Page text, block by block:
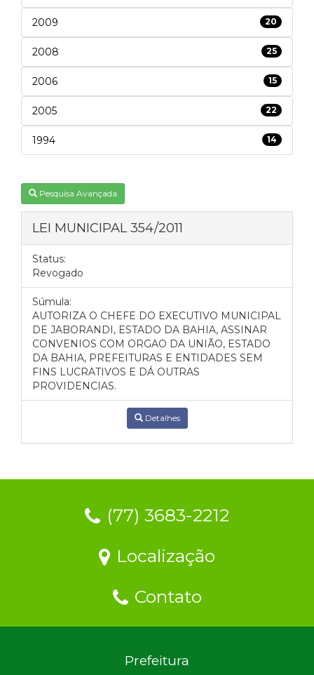
2009 20
2008 25
2006 15
2005 22
1994 14
Pesquisa Avançada
LEI MUNICIPAL 354/2011
Status:
Revogado
Súmula:
AUTORIZA O CHEFE DO EXECUTIVO MUNICIPAL
DE JABORANDI, ESTADO DA BAHIA, ASSINAR
CONVENIOS COM ORGAO DA UNIÃO, ESTADO
DA BAHIA, PREFEITURAS E ENTIDADES SEM
FINS LUCRATIVOS E DÁ OUTRAS
PROVIDENCIAS.
Detalhes
(77) 3683-2212
Localização
Contato
Prefeitura